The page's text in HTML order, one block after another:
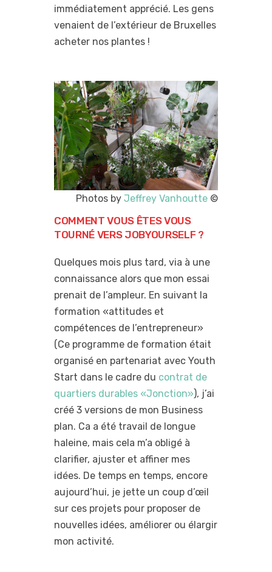
immédiatement apprécié. Les gens
venaient de l’extérieur de Bruxelles
acheter nos plantes !
Photos by Jeffrey Vanhoutte ©
COMMENT VOUS ÊTES VOUS
TOURNÉ VERS JOBYOURSELF ?
Quelques mois plus tard, via à une
connaissance alors que mon essai
prenait de l’ampleur. En suivant la
formation «attitudes et
compétences de l’entrepreneur»
(Ce programme de formation était
organisé en partenariat avec Youth
Start dans le cadre du contrat de
quartiers durables «Jonction»), j’ai
créé 3 versions de mon Business
plan. Ca a été travail de longue
haleine, mais cela m’a obligé à
clarifier, ajuster et affiner mes
idées. De temps en temps, encore
aujourd’hui, je jette un coup d’œil
sur ces projets pour proposer de
nouvelles idées, améliorer ou élargir
mon activité.